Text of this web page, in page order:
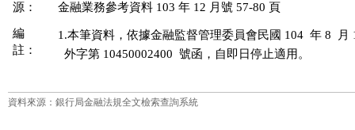
源：
金融業務參考資料 103 年 12 月號 57-80 頁
編
註：
1.本筆資料，依據金融監督管理委員會民國 104  年 8  月
資料來源：銀行局金融法規全文檢索查詢系統